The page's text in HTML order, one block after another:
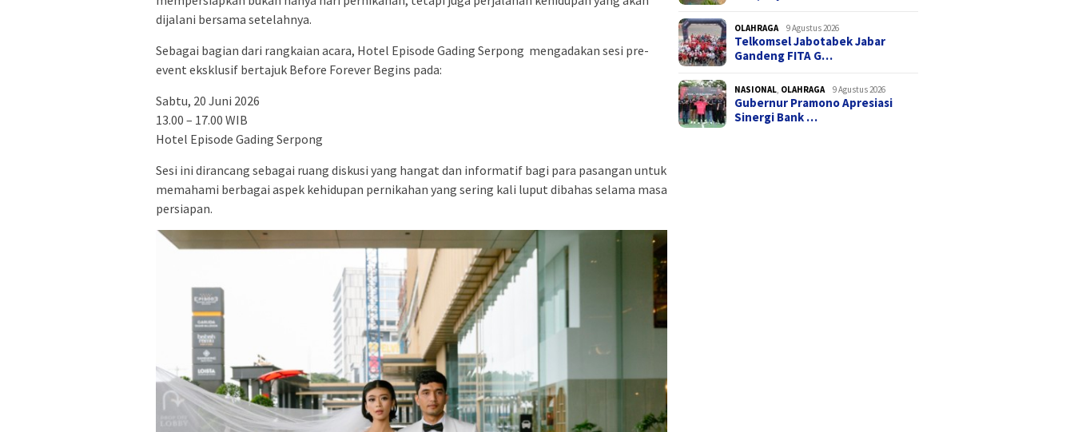
dijalani bersama setelahnya.
Sebagai bagian dari rangkaian acara, Hotel Episode Gading Serpong mengadakan sesi pre-
event eksklusif bertajuk Before Forever Begins pada:
Sabtu, 20 Juni 2026
13.00 – 17.00 WIB
Hotel Episode Gading Serpong
Sesi ini dirancang sebagai ruang diskusi yang hangat dan informatif bagi para pasangan untuk
memahami berbagai aspek kehidupan pernikahan yang sering kali luput dibahas selama masa
persiapan.
OLAHRAGA 9 Agustus 2026
Telkomsel Jabotabek Jabar
Gandeng FITA G…
NASIONAL, OLAHRAGA 9 Agustus 2026
Gubernur Pramono Apresiasi
Sinergi Bank …